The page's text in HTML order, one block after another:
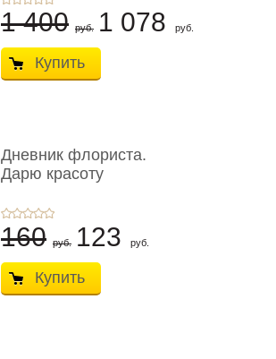
1 400 руб. 1 078 руб.
Купить
Дневник флориста.
Дарю красоту
160 руб. 123 руб.
Купить